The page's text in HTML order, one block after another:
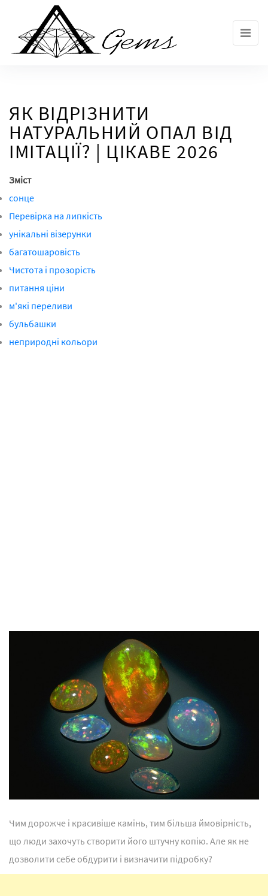
ЯК ВІДРІЗНИТИ
НАТУРАЛЬНИЙ ОПАЛ ВІД
ІМІТАЦІЇ? | ЦІКАВЕ 2026
Зміст
сонце
Перевірка на липкість
унікальні візерунки
багатошаровість
Чистота і прозорість
питання ціни
м'які переливи
бульбашки
неприродні кольори
Чим дорожче і красивіше камінь, тим більша ймовірність,
що люди захочуть створити його штучну копію. Але як не
дозволити себе обдурити і визначити підробку?